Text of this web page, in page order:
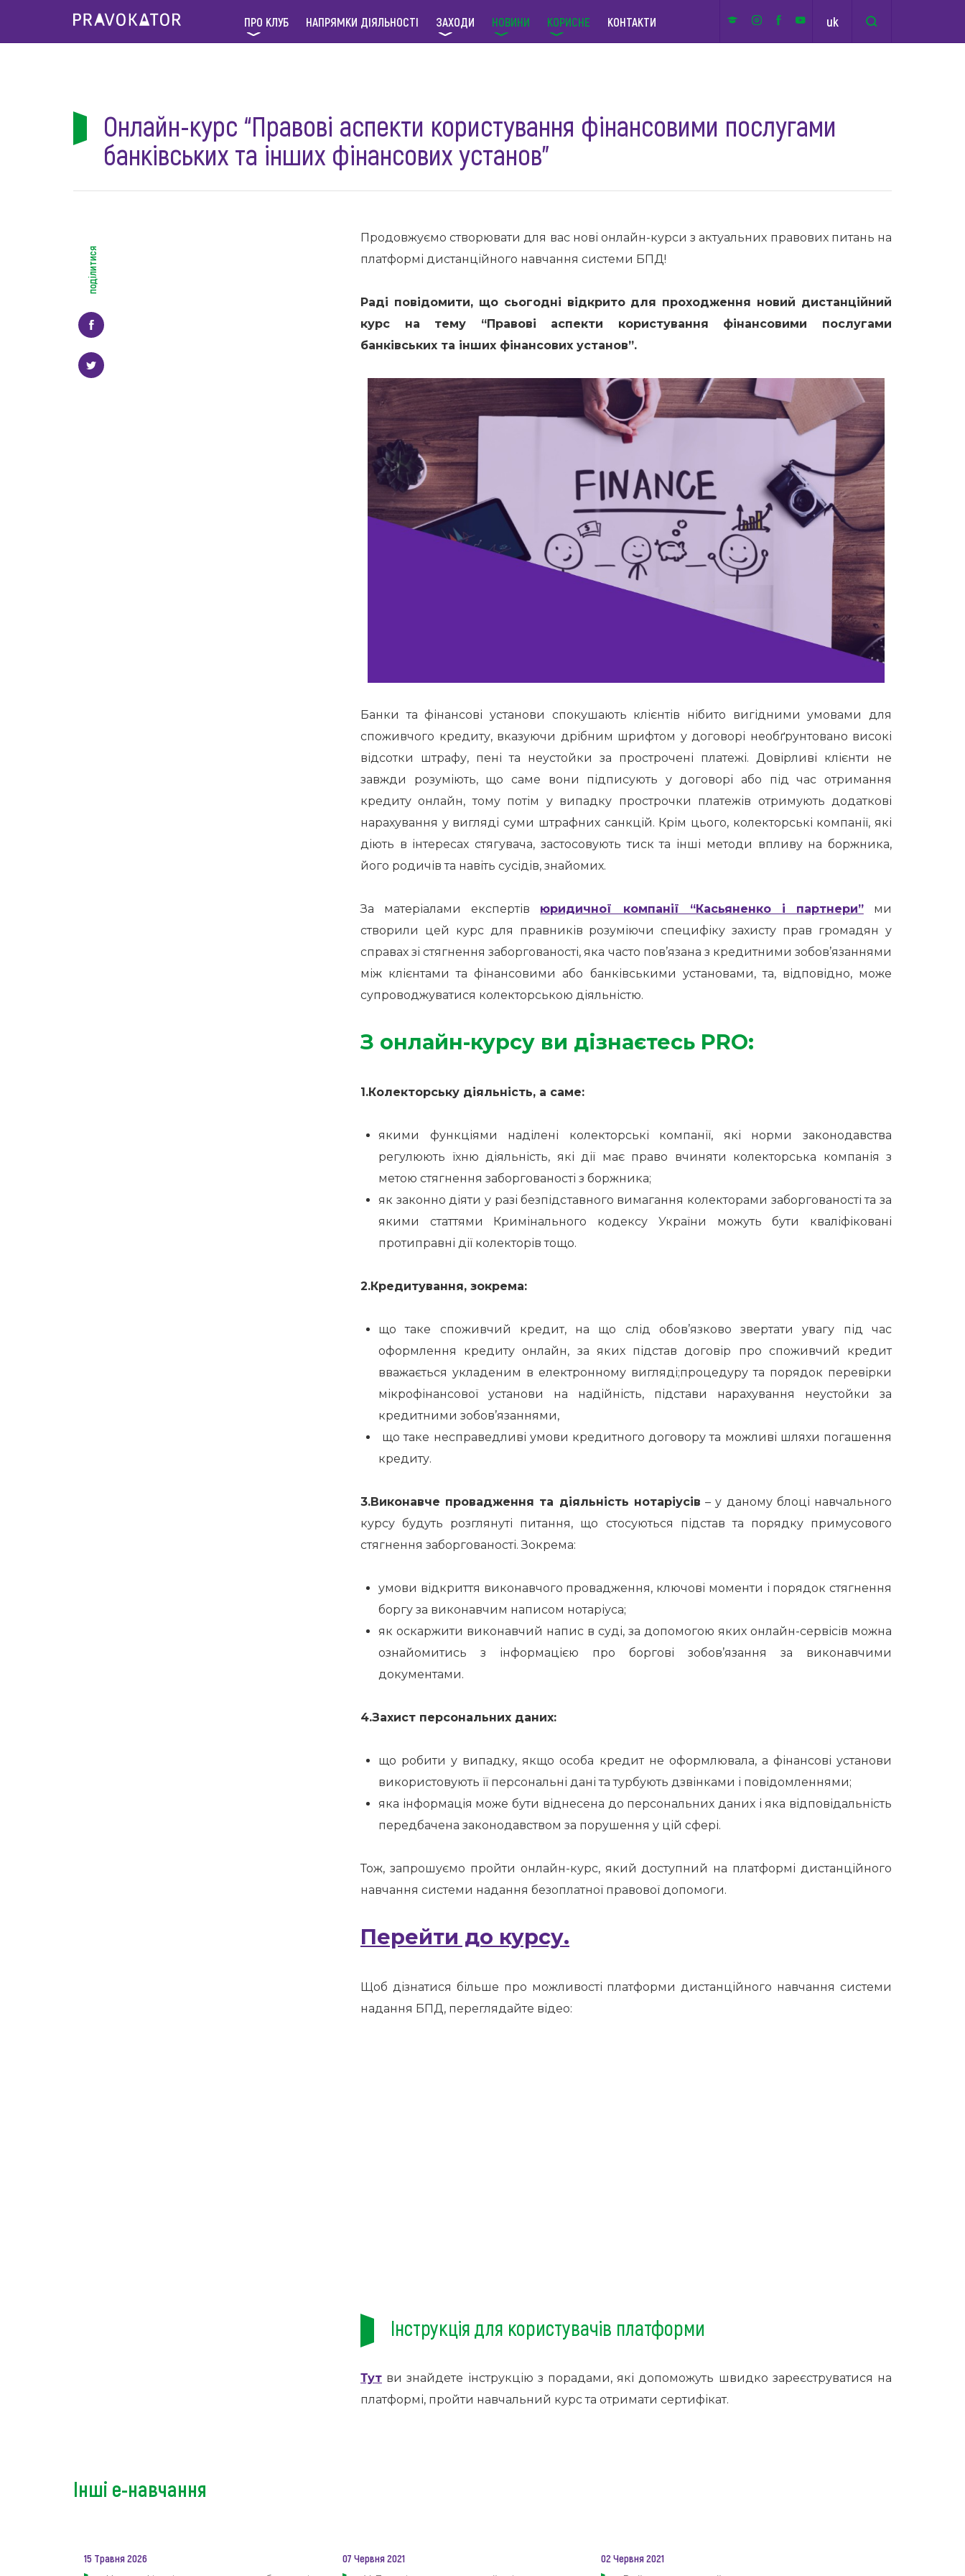
ПРО КЛУБ НАПРЯМКИ ДІЯЛЬНОСТІ ЗАХОДИ НОВИНИ КОРИСНЕ КОНТАКТИ uk
Онлайн-курс “Правові аспекти користування фінансовими послугами
банківських та інших фінансових установ”
поділитися
Продовжуємо створювати для вас нові онлайн-курси з актуальних правових питань на
платформі дистанційного навчання системи БПД!
Раді повідомити, що сьогодні відкрито для проходження новий дистанційний
курс на тему “Правові аспекти користування фінансовими послугами
банківських та інших фінансових установ”.
Банки та фінансові установи спокушають клієнтів нібито вигідними умовами для
споживчого кредиту, вказуючи дрібним шрифтом у договорі необґрунтовано високі
відсотки штрафу, пені та неустойки за прострочені платежі. Довірливі клієнти не
завжди розуміють, що саме вони підписують у договорі або під час отримання
кредиту онлайн, тому потім у випадку прострочки платежів отримують додаткові
нарахування у вигляді суми штрафних санкцій. Крім цього, колекторські компанії, які
діють в інтересах стягувача, застосовують тиск та інші методи впливу на боржника,
його родичів та навіть сусідів, знайомих.
За матеріалами експертів юридичної компанії “Касьяненко і партнери”ми
створили цей курс для правників розуміючи специфіку захисту прав громадян у
справах зі стягнення заборгованості, яка часто пов’язана з кредитними зобов’язаннями
між клієнтами та фінансовими або банківськими установами, та, відповідно, може
супроводжуватися колекторською діяльністю.
З онлайн-курсу ви дізнаєтесь PRO:
1.Колекторську діяльність, а саме:
якими функціями наділені колекторські компанії, які норми законодавства
регулюють їхню діяльність, які дії має право вчиняти колекторська компанія з
метою стягнення заборгованості з боржника;
як законно діяти у разі безпідставного вимагання колекторами заборгованості та за
якими статтями Кримінального кодексу України можуть бути кваліфіковані
протиправні дії колекторів тощо.
2.Кредитування, зокрема:
що таке споживчий кредит, на що слід обов’язково звертати увагу під час
оформлення кредиту онлайн, за яких підстав договір про споживчий кредит
вважається укладеним в електронному вигляді;процедуру та порядок перевірки
мікрофінансової установи на надійність, підстави нарахування неустойки за
кредитними зобов’язаннями,
що таке несправедливі умови кредитного договору та можливі шляхи погашення
кредиту.
3.Виконавче провадження та діяльність нотаріусів – у даному блоці навчального
курсу будуть розглянуті питання, що стосуються підстав та порядку примусового
стягнення заборгованості. Зокрема:
умови відкриття виконавчого провадження, ключові моменти і порядок стягнення
боргу за виконавчим написом нотаріуса;
як оскаржити виконавчий напис в суді, за допомогою яких онлайн-сервісів можна
ознайомитись з інформацією про боргові зобов’язання за виконавчими
документами.
4.Захист персональних даних:
що робити у випадку, якщо особа кредит не оформлювала, а фінансові установи
використовують її персональні дані та турбують дзвінками і повідомленнями;
яка інформація може бути віднесена до персональних даних і яка відповідальність
передбачена законодавством за порушення у цій сфері.
Тож, запрошуємо пройти онлайн-курс, який доступний на платформі дистанційного
навчання системи надання безоплатної правової допомоги.
Перейти до курсу.
Щоб дізнатися більше про можливості платформи дистанційного навчання системи
надання БПД, переглядайте відео:
Інструкція для користувачів платформи
Тут ви знайдете інструкцію з порадами, які допоможуть швидко зареєструватися на
платформі, пройти навчальний курс та отримати сертифікат.
Інші е-навчання
15 Травня 2026
07 Червня 2021
02 Червня 2021